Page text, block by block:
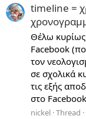
timeline =
Θέλω
Facebook
τον
σε σχολικά
τις εξής
στο
nickel Thread